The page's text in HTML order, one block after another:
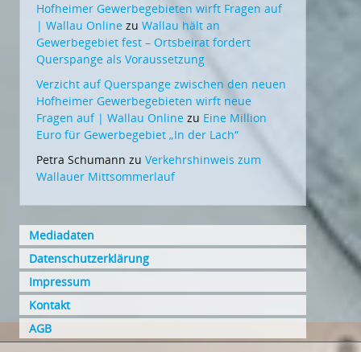
Hofheimer Gewerbegebieten wirft Fragen auf
| Wallau Online zu Wallau hält an
Gewerbegebiet fest – Ortsbeirat fordert
Querspange als Voraussetzung
Verzicht auf Querspange zwischen den neuen
Hofheimer Gewerbegebieten wirft neue
Fragen auf | Wallau Online zu Eine Million
Euro für Gewerbegebiet „In der Lach“
Petra Schumann zu Verkehrshinweis zum
Wallauer Mittsommerlauf
Mediadaten
Datenschutzerklärung
Impressum
Kontakt
AGB